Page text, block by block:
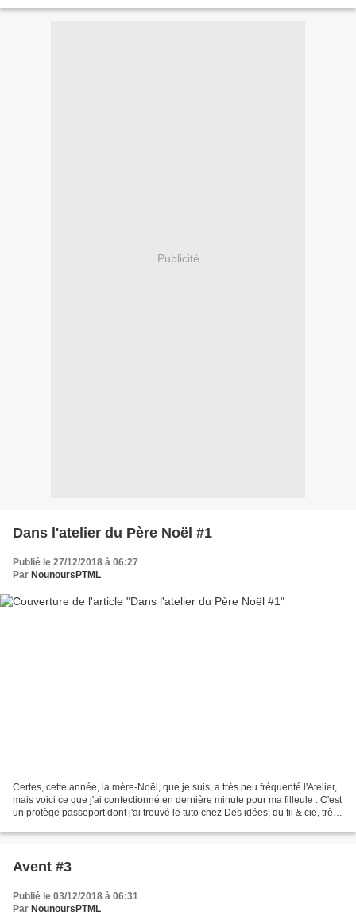
Publicité
Dans l'atelier du Père Noël #1
Publié le 27/12/2018 à 06:27
Par NounoursPTML
Certes, cette année, la mère-Noël, que je suis, a très peu fréquenté l'Atelier,
mais voici ce que j'ai confectionné en dernière minute pour ma filleule : C'est
un protège passeport dont j'ai trouvé le tuto chez Des idées, du fil & cie, très
Avent #3
Publié le 03/12/2018 à 06:31
Par NounoursPTML